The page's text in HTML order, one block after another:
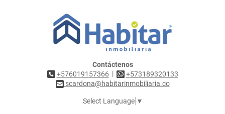
Contáctenos
+576019157366 |
+573189320133
scardona@habitarinmobiliaria.co
Select Language ▼